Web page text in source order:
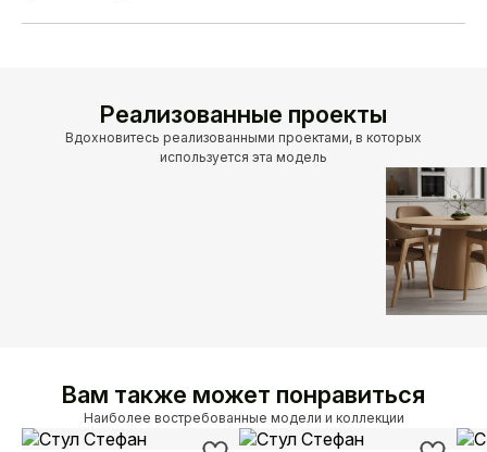
Реализованные проекты
Вдохновитесь реализованными проектами, в которых
используется эта модель
Вам также может понравиться
Наиболее востребованные модели и коллекции